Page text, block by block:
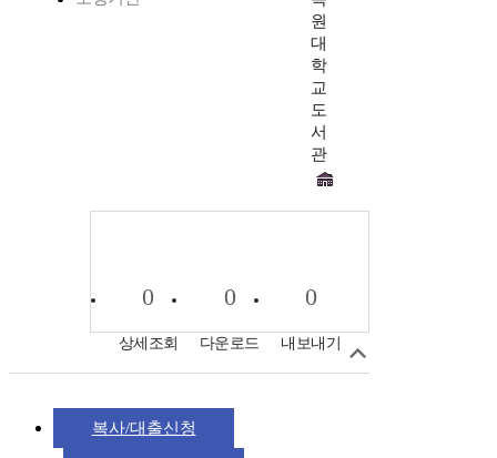
원
대
학
교
도
서
관
0
상세조회
0
다운로드
0
내보내기
복사/대출신청